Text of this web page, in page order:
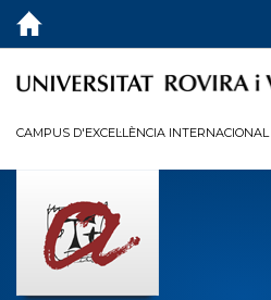
LA FACULTAT
QUALITAT
INFORMACIÓ PER A
R+D+I
CAMPUS D'EXCEL·LÈNCIA INTERNACIONAL